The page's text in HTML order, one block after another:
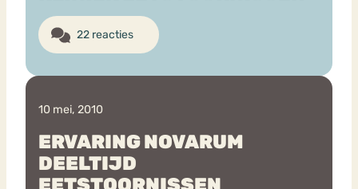
22 reacties
10 mei, 2010
ERVARING NOVARUM
DEELTIJD